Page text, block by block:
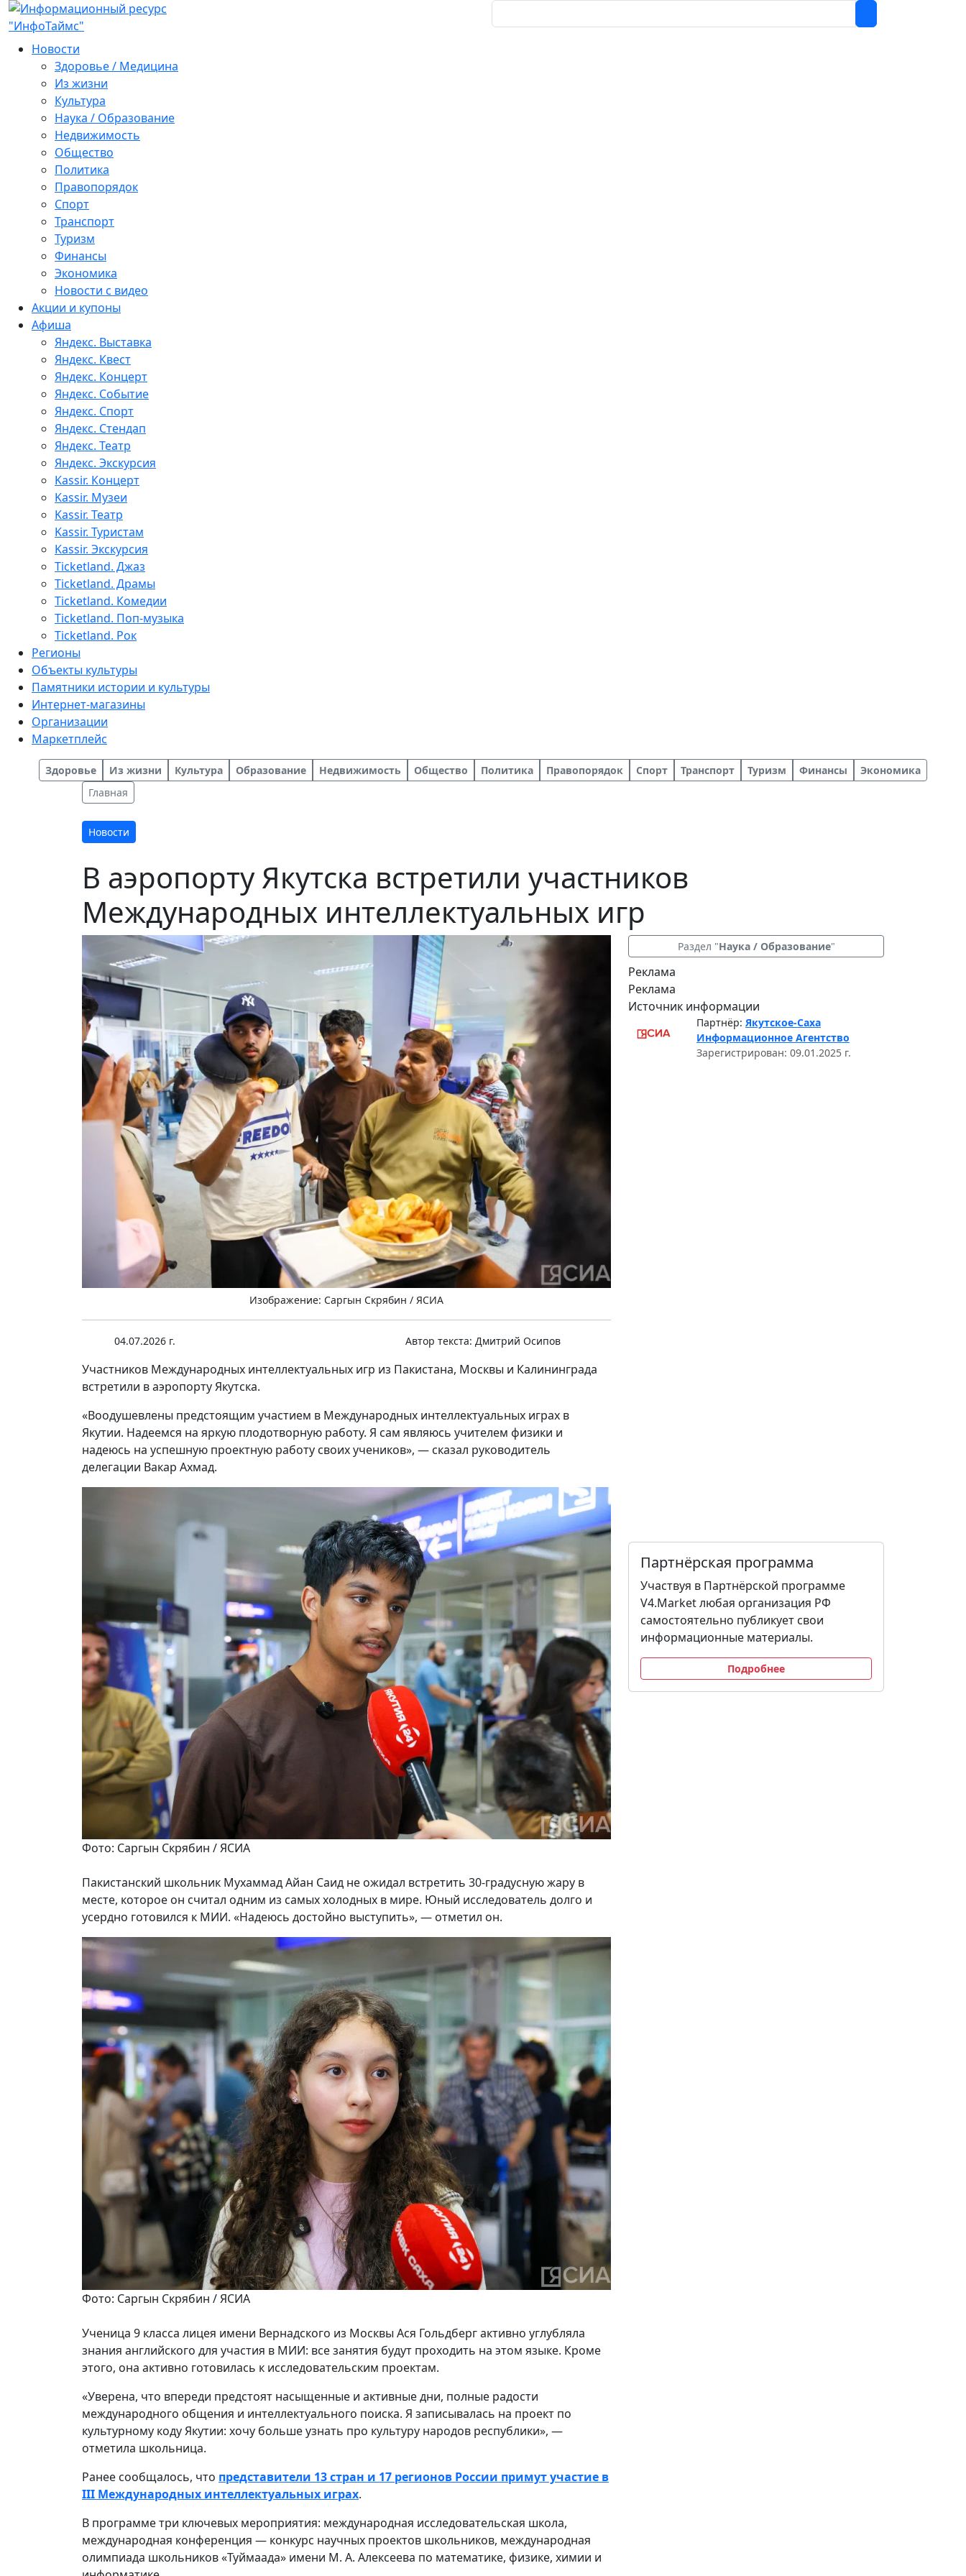
Новости
Здоровье / Медицина
Из жизни
Культура
Наука / Образование
Недвижимость
Общество
Политика
Правопорядок
Спорт
Транспорт
Туризм
Финансы
Экономика
Новости с видео
Акции и купоны
Афиша
Яндекс. Выставка
Яндекс. Квест
Яндекс. Концерт
Яндекс. Событие
Яндекс. Спорт
Яндекс. Стендап
Яндекс. Театр
Яндекс. Экскурсия
Kassir. Концерт
Kassir. Музеи
Kassir. Театр
Kassir. Туристам
Kassir. Экскурсия
Ticketland. Джаз
Ticketland. Драмы
Ticketland. Комедии
Ticketland. Поп-музыка
Ticketland. Рок
Регионы
Объекты культуры
Памятники истории и культуры
Интернет-магазины
Организации
Маркетплейс
Здоровье Из жизни Культура Образование Недвижимость Общество Политика Правопорядок Спорт Транспорт Туризм Финансы
Экономика
Главная
Новости
В аэропорту Якутска встретили участников
Международных интеллектуальных игр
Изображение: Саргын Скрябин / ЯСИА
04.07.2026 г. Автор текста: Дмитрий Осипов
Участников Международных интеллектуальных игр из Пакистана, Москвы и Калининграда
встретили в аэропорту Якутска.
«Воодушевлены предстоящим участием в Международных интеллектуальных играх в
Якутии. Надеемся на яркую плодотворную работу. Я сам являюсь учителем физики и
надеюсь на успешную проектную работу своих учеников», — сказал руководитель
делегации Вакар Ахмад.
Фото: Саргын Скрябин / ЯСИА
Пакистанский школьник Мухаммад Айан Саид не ожидал встретить 30-градусную жару в
месте, которое он считал одним из самых холодных в мире. Юный исследователь долго и
усердно готовился к МИИ. «Надеюсь достойно выступить», — отметил он.
Фото: Саргын Скрябин / ЯСИА
Ученица 9 класса лицея имени Вернадского из Москвы Ася Гольдберг активно углубляла
знания английского для участия в МИИ: все занятия будут проходить на этом языке. Кроме
этого, она активно готовилась к исследовательским проектам.
«Уверена, что впереди предстоят насыщенные и активные дни, полные радости
международного общения и интеллектуального поиска. Я записывалась на проект по
культурному коду Якутии: хочу больше узнать про культуру народов республики», —
отметила школьница.
Ранее сообщалось, что представители 13 стран и 17 регионов России примут участие в
III Международных интеллектуальных играх.
В программе три ключевых мероприятия: международная исследовательская школа,
международная конференция — конкурс научных проектов школьников, международная
олимпиада школьников «Туймаада» имени М. А. Алексеева по математике, физике, химии и
Раздел "Наука / Образование"
Реклама
Реклама
Источник информации
Партнёр: Якутское-Саха
Информационное Агентство
Зарегистрирован: 09.01.2025 г.
Партнёрская программа
Участвуя в Партнёрской программе
V4.Market любая организация РФ
самостоятельно публикует свои
информационные материалы.
Подробнее